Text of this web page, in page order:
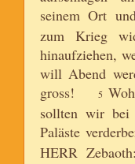
seinem Ort
zum Krieg
hinaufziehen,
will Abend
gross!
5
sollten wir bei
Paläste
HERR